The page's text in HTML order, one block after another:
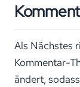
Als Nächstes
Kommentar-
ändert,